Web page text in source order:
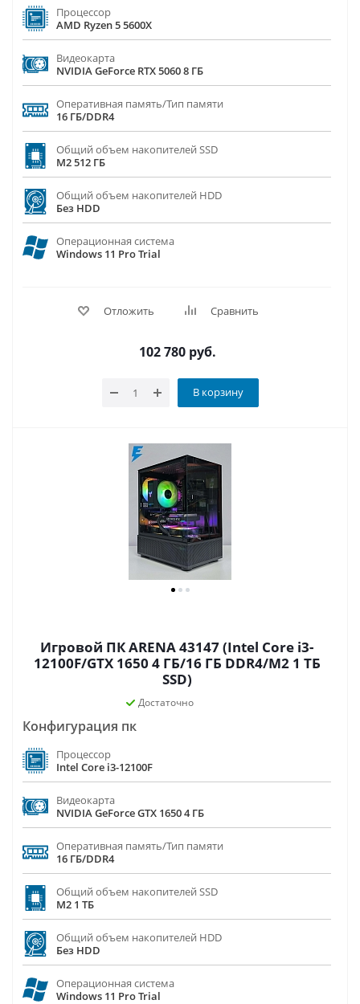
Процессор
AMD Ryzen 5 5600X
Видеокарта
NVIDIA GeForce RTX 5060 8 ГБ
Оперативная память/Тип памяти
16 ГБ/DDR4
Общий объем накопителей SSD
M2 512 ГБ
Общий объем накопителей HDD
Без HDD
Операционная система
Windows 11 Pro Trial
Отложить Сравнить
102 780руб.
В корзину
Игровой ПК ARENA 43147 (Intel Core i3-
12100F/GTX 1650 4 ГБ/16 ГБ DDR4/M2 1 ТБ
SSD)
Достаточно
Конфигурация пк
Процессор
Intel Core i3-12100F
Видеокарта
NVIDIA GeForce GTX 1650 4 ГБ
Оперативная память/Тип памяти
16 ГБ/DDR4
Общий объем накопителей SSD
M2 1 ТБ
Общий объем накопителей HDD
Без HDD
Операционная система
Windows 11 Pro Trial